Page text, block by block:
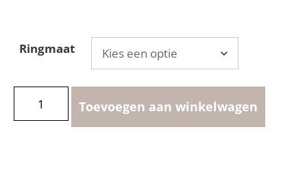
Ringmaat
Toevoegen aan winkelwagen